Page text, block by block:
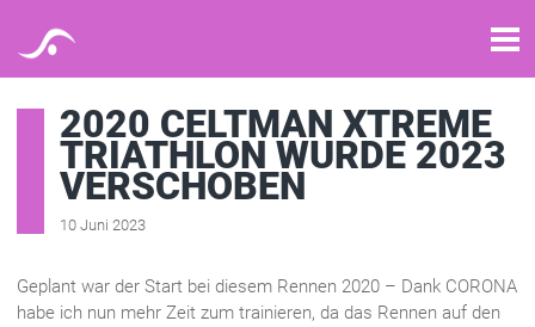
2020 CELTMAN XTREME
TRIATHLON WURDE 2023
VERSCHOBEN
10 Juni 2023
Geplant war der Start bei diesem Rennen 2020 – Dank CORONA
habe ich nun mehr Zeit zum trainieren, da das Rennen auf den